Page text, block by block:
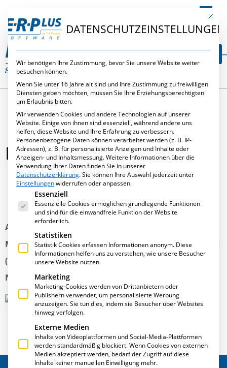
DE
METALLSOFTWARE 2016
Am 28. September 2016 stellt die T.A. Project auf der
Metallsoftware 2016 im Technologiezentrum Umwelt
(TZU) in Oberhausen an zwei Ständen die
Neuigkeiten der E·R·Plus Software vor.
Mit
DATENSCHUTZEINSTELLUNGEN
Wir benötigen Ihre Zustimmung, bevor Sie unsere Website weiter
besuchen können.
Wenn Sie unter 16 Jahre alt sind und Ihre Zustimmung zu freiwilligen
Diensten geben möchten, müssen Sie Ihre Erziehungsberechtigten
um Erlaubnis bitten.
Wir verwenden Cookies und andere Technologien auf unserer
Website. Einige von ihnen sind essenziell, während andere uns
helfen, diese Website und Ihre Erfahrung zu verbessern.
Personenbezogene Daten können verarbeitet werden (z. B. IP-
Adressen), z. B. für personalisierte Anzeigen und Inhalte oder
Anzeigen- und Inhaltsmessung.Weitere Informationen über die
Verwendung Ihrer Daten finden Sie in unserer
Datenschutzerklärung.Sie können Ihre Auswahl jederzeit unter
Einstellungenwiderrufen oder anpassen.
Es folgt eine Liste der Service-Gruppen, für die eine
Essenziell
Essenzielle Cookies ermöglichen grundlegende Funktionen
und sind für die einwandfreie Funktion der Website
erforderlich.
Statistiken
Statistik Cookies erfassen Informationen anonym. Diese
Informationen helfen uns zu verstehen, wie unsere Besucher
unsere Website nutzen.
Marketing
Marketing-Cookies werden von Drittanbietern oder
Publishern verwendet, um personalisierte Werbung
anzuzeigen. Sie tun dies, indem sie Besucher über Websites
hinweg verfolgen.
Externe Medien
Inhalte von Videoplattformen und Social-Media-Plattformen
werden standardmäßig blockiert. Wenn Cookies von externen
Medien akzeptiert werden, bedarf der Zugriff auf diese
Inhalte keiner manuellen Einwilligung mehr.